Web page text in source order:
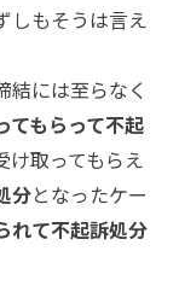
しもそうは言え
結には至らなく
てもらって不起
け取ってもらえ
分となったケー
れて不起訴処分